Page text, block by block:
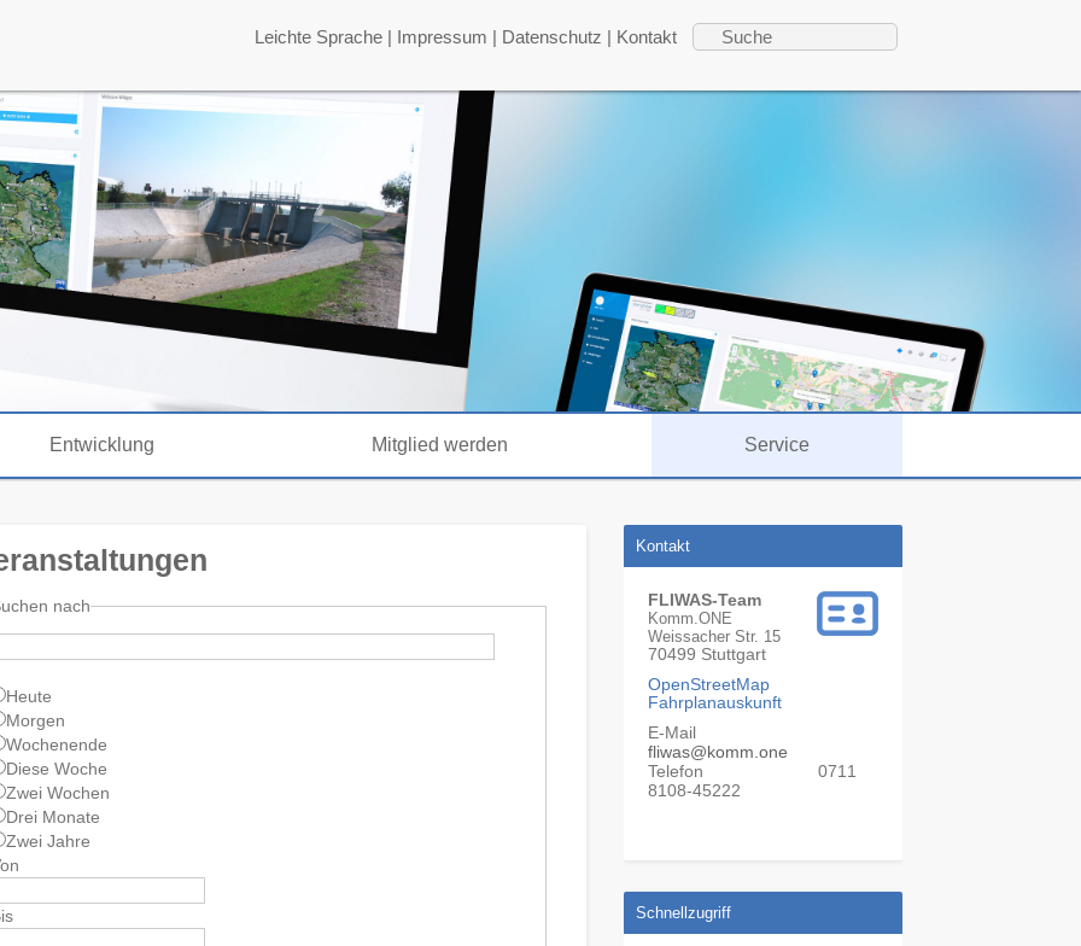
Leichte Sprache| Impressum | Datenschutz | Kontakt
Entwicklung Mitglied werden Service
nach
Heute
Morgen
Wochenende
Diese Woche
Zwei Wochen
Drei Monate
Zwei Jahre
Kontakt
FLIWAS-Team
Komm.ONE
Weissacher Str. 15
70499 Stuttgart
OpenStreetMap
Fahrplanauskunft
E-Mail
fliwas@komm.one
Telefon
0711
8108-45222
Schnellzugriff